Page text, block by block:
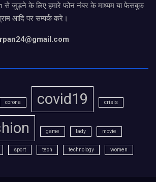
से जुड़ने के लिए हमारे फोन नंबर के माध्यम या फेसबुक
आदि पर सम्पर्क करे।
corona covid19 crisis
game lady movie
sport tech technology women